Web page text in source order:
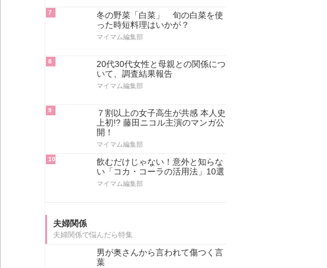
7
冬の野菜「白菜」 旬の白菜を使
った時短料理はいかが？
マイマム編集部
8
20代30代女性と母親との関係につ
いて、調査結果報告
マイマム編集部
9
７割以上の女子高生が共感 本人史
上初!? 藤田ニコル主演のマンガ公
開！
マイマム編集部
10
飲むだけじゃない！意外と知らな
い「コカ・コーラの活用法」10選
マイマム編集部
夫婦関係
夫婦関係で悩んだら特集
男が奥さんから言われて傷つく言
葉